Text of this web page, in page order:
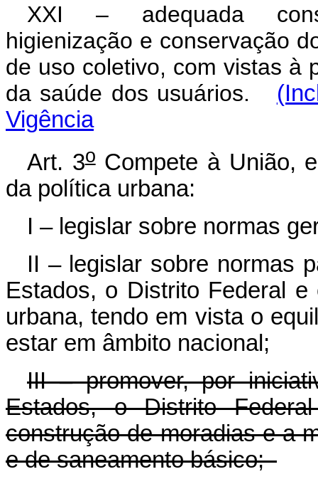
XXI – adequada
higienização e conservação
de uso coletivo, com vistas à
da saúde dos usuários.
Vigência
Art. 3oCompete à União,
da política urbana:
I – legislar sobre normas
II – legislar sobre normas
Estados, o Distrito Federal
urbana, tendo em vista o
estar em âmbito nacional;
III – promover, por
Estados, o Distrito
construção de moradias e a
e de saneamento básico;